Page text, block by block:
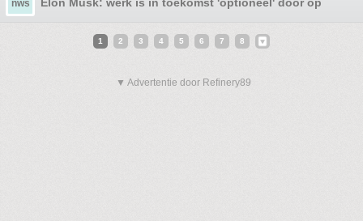
nws
1 2 3 4 5 6 7 8
▼ Advertentie door Refinery89